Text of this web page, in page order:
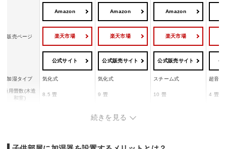
販売ページ
Amazon
楽天市場
公式サイト
Amazon
楽天市場
公式販売サイト
Amazon
楽天市場
公式販売サイト 公
加湿タイプ 気化式 気化式 スチーム式 超音波
適用畳数(木造
和室)
8.5 畳 9 畳 10 畳 4 畳
続きを見る